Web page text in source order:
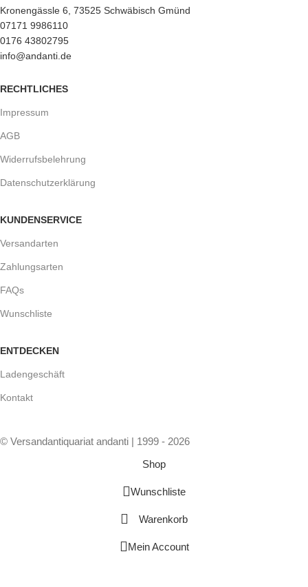
Kronengässle 6, 73525 Schwäbisch Gmünd
07171 9986110
0176 43802795
info@andanti.de
RECHTLICHES
Impressum
AGB
Widerrufsbelehrung
Datenschutzerklärung
KUNDENSERVICE
Versandarten
Zahlungsarten
FAQs
Wunschliste
ENTDECKEN
Ladengeschäft
Kontakt
© Versandantiquariat andanti | 1999 - 2026
Shop
Wunschliste
Warenkorb
Mein Account